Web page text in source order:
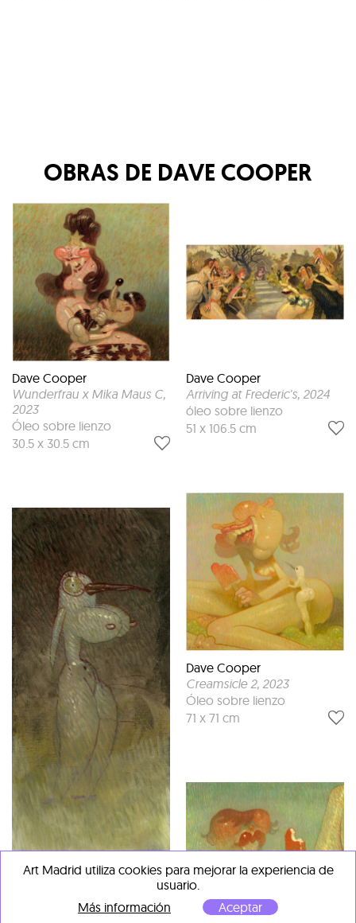
OBRAS DE DAVE COOPER
Dave Cooper
Wunderfrau x Mika Maus C,
2023
Óleo sobre lienzo
30.5 x 30.5 cm
Óleo sketch
Dave Cooper
Arriving at Frederic's, 2024
óleo sobre lienzo
51 x 106.5 cm
Dave Cooper
Creamsicle 2, 2023
Óleo sobre lienzo
71 x 71 cm
Art Madrid utiliza cookies para mejorar la experiencia de
usuario.
Más información
Aceptar